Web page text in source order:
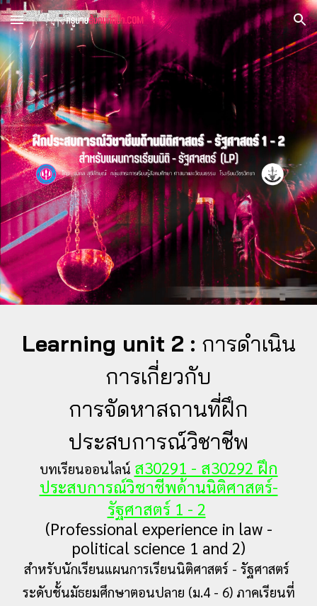
Skip to main content Skip to navigation
Learning unit 2 : การดำเนิน
การเกี่ยวกับ
การจัดหาสถานที่ฝึก
ประสบการณ์วิชาชีพ
บทเรียนออนไลน์ ส30291 - ส30292 ฝึก
ประสบการณ์วิชาชีพด้านนิติศาสตร์-
รัฐศาสตร์ 1 - 2
(Professional experience in law -
political science 1 and 2)
สำหรับนักเรียนแผนการเรียนนิติศาสตร์ - รัฐศาสตร์
ระดับชั้นมัธยมศึกษาตอนปลาย (ม.4 - 6) ภาคเรียนที่